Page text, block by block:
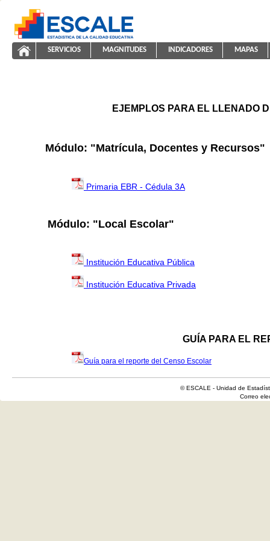
ESCALE - Unidad de Estadística Educativa
ayuda2011
NAVEGACIÓN
SERVICIOS MAGNITUDES INDICADORES MAPAS
EJEMPLOS PARA EL LLENADO
Módulo: "Matrícula, Docentes y Recursos"
Primaria EBR - Cédula 3A
Módulo: "Local Escolar"
Institución Educativa Pública
Institución Educativa Privada
GUÍA PARA EL
Guía para el reporte del Censo Escolar
© ESCALE - Unidad de
Correo